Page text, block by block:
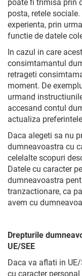
poate fi trimisa prin
posta, retele
experienta, prin
functie de datele
In cazul in care
consimtamantul
retrageti
moment. De
urmand
accesand contul
actualiza
Daca alegeti sa nu
dumneavoastra cu
celelalte scopuri
Datele cu caracter
dumneavoastra
tranzactionare, ca
avem cu
Drepturile
UE/SEE
Daca va aflati in
cu caracter